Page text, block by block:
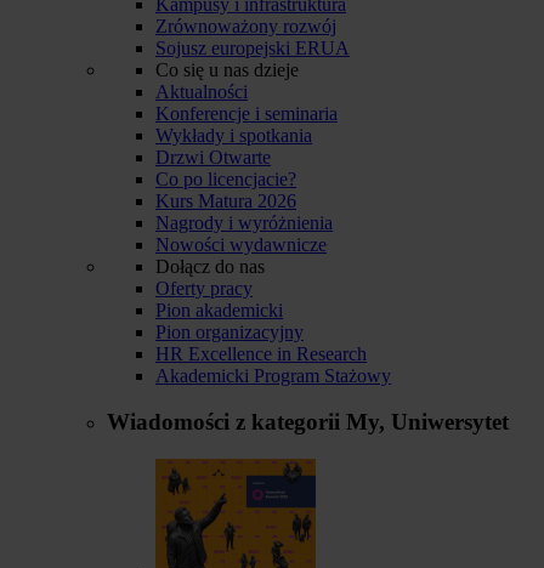
Zrównoważony rozwój
Sojusz europejski ERUA
Co się u nas dzieje
Aktualności
Konferencje i seminaria
Wykłady i spotkania
Drzwi Otwarte
Co po licencjacie?
Kurs Matura 2026
Nagrody i wyróżnienia
Nowości wydawnicze
Dołącz do nas
Oferty pracy
Pion akademicki
Pion organizacyjny
HR Excellence in Research
Akademicki Program Stażowy
Wiadomości z kategorii My, Uniwersytet